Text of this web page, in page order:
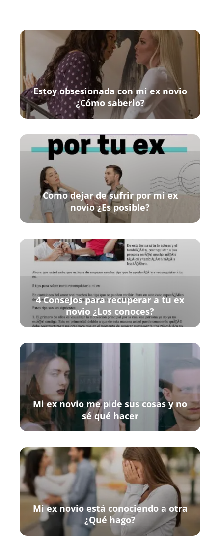
Estoy obsesionada con mi ex novio
¿Cómo saberlo?
Como dejar de sufrir por mi ex
novio ¿Es posible?
4 Consejos para recuperar a tu ex
novio ¿Los conoces?
Mi ex novio me pide sus cosas y no
sé qué hacer
Mi ex novio está conociendo a otra
¿Qué hago?